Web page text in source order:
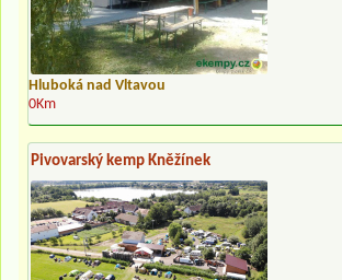
Hluboká nad Vltavou
0Km
Pivovarský kemp Kněžínek